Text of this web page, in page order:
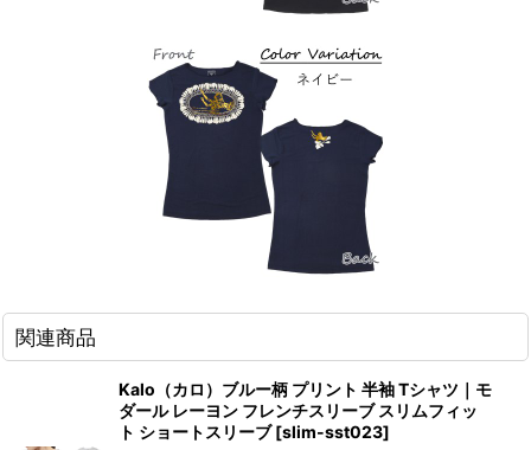
関連商品
Kalo（カロ）ブルー柄 プリント 半袖 Tシャツ｜モ
ダール レーヨン フレンチスリーブ スリムフィッ
ト ショートスリーブ [slim-sst023]